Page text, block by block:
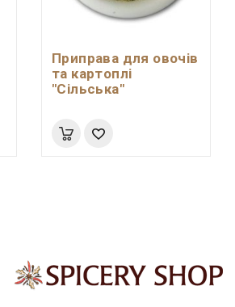
Приправа для овочів
та картоплі
"Сільська"